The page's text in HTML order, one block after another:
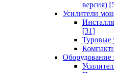
версия)
Усилители
[31]
Туровые
Оборудование